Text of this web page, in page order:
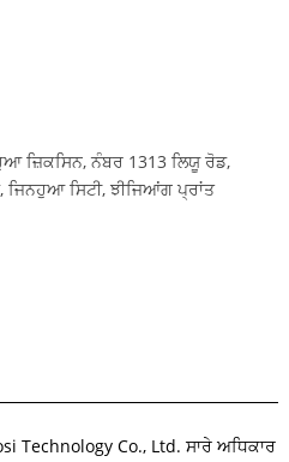
ਜ਼ਿਕਸਿਨ, ਨੰਬਰ 1313 ਲਿਯੂ ਰੋਡ,
ਸਿਟੀ, ਝੀਜਿਆਂਗ ਪ੍ਰਾਂਤ
Technology Co., Ltd. ਸਾਰੇ ਅਧਿਕਾਰ